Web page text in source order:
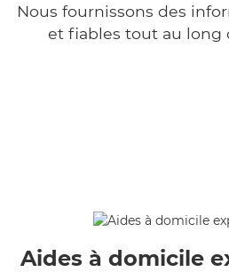
Nous fournissons des
et fiables tout au long
Aides à domicile